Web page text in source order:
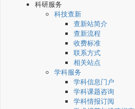
科研服务
科技查新
查新站简介
查新流程
收费标准
联系方式
相关站点
学科服务
学科信息门户
学科课题咨询
学科情报订阅